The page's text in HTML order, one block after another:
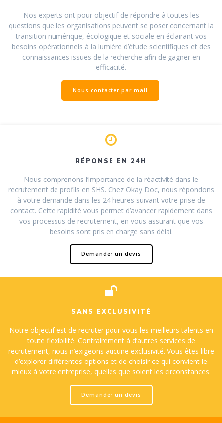
Nos experts ont pour objectif de répondre à toutes les
questions que les organisations peuvent se poser concernant la
transition numérique, écologique et sociale en éclairant vos
besoins opérationnels à la lumière d’étude scientifiques et des
connaissances issues de la recherche afin de gagner en
efficacité.
Nous contacter par mail
RÉPONSE EN 24H
Nous comprenons l’importance de la réactivité dans le
recrutement de profils en SHS. Chez Okay Doc, nous répondons
à votre demande dans les 24 heures suivant votre prise de
contact. Cette rapidité vous permet d’avancer rapidement dans
vos processus de recrutement, en vous assurant que vos
besoins sont pris en charge sans délai.
Demander un devis
SANS EXCLUSIVITÉ
Notre objectif est de recruter pour vous les meilleurs talents en
toute flexibilité. Contrairement à d’autres services de
recrutement, nous n’exigeons aucune exclusivité. Vous êtes libre
d’explorer différentes options et de choisir ce qui convient le
mieux à votre entreprise, quelles que soient les circonstances.
Demander un devis